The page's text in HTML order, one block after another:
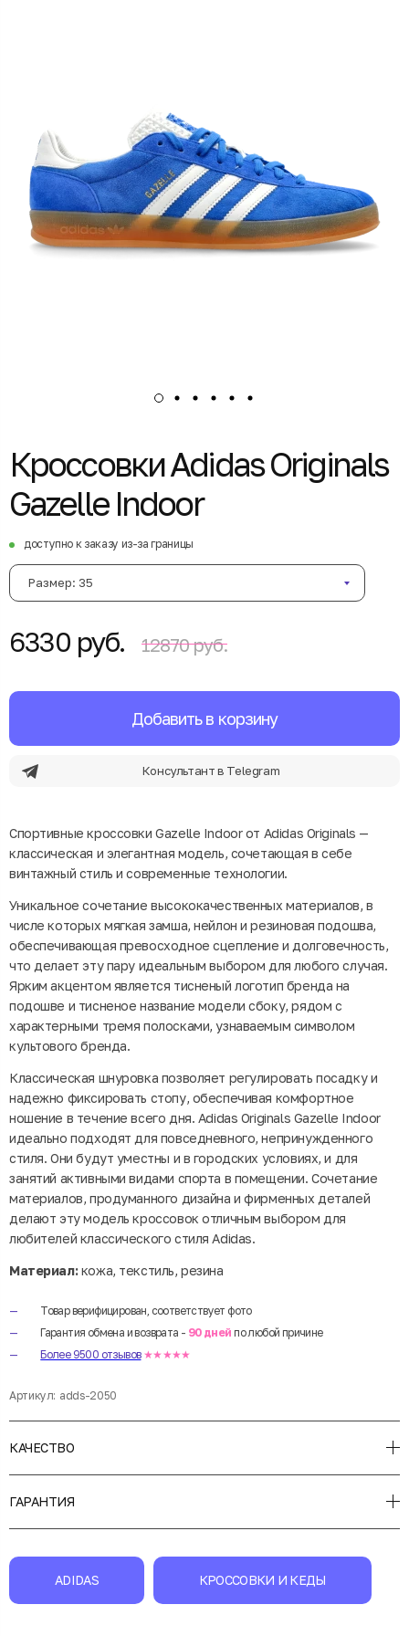
Кроссовки Adidas Originals
Gazelle Indoor
доступно к заказу из-за границы
Размер: 35
6330 руб. 12870 руб.
Добавить в корзину
Консультант в Telegram
Спортивные кроссовки Gazelle Indoor от Adidas Originals —
классическая и элегантная модель, сочетающая в себе
винтажный стиль и современные технологии.
Уникальное сочетание высококачественных материалов, в
числе которых мягкая замша, нейлон и резиновая подошва,
обеспечивающая превосходное сцепление и долговечность,
что делает эту пару идеальным выбором для любого случая.
Ярким акцентом является тисненый логотип бренда на
подошве и тисненое название модели сбоку, рядом с
характерными тремя полосками, узнаваемым символом
культового бренда.
Классическая шнуровка позволяет регулировать посадку и
надежно фиксировать стопу, обеспечивая комфортное
ношение в течение всего дня. Adidas Originals Gazelle Indoor
идеально подходят для повседневного, непринужденного
стиля. Они будут уместны и в городских условиях, и для
занятий активными видами спорта в помещении. Сочетание
материалов, продуманного дизайна и фирменных деталей
делают эту модель кроссовок отличным выбором для
любителей классического стиля Adidas.
Материал:кожа, текстиль, резина
Товар верифицирован, соответствует фото
Гарантия обмена и возврата - 90 дней по любой причине
Более 9500 отзывов ★★★★★
Артикул: adds-2050
КАЧЕСТВО
ГАРАНТИЯ
ADIDAS КРОССОВКИ И КЕДЫ